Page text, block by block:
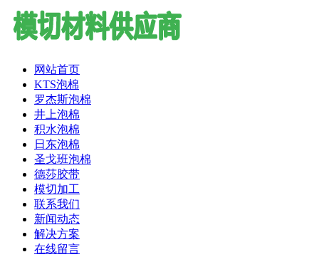
网站首页
KTS泡棉
罗杰斯泡棉
井上泡棉
积水泡棉
日东泡棉
圣戈班泡棉
德莎胶带
模切加工
联系我们
新闻动态
解决方案
在线留言